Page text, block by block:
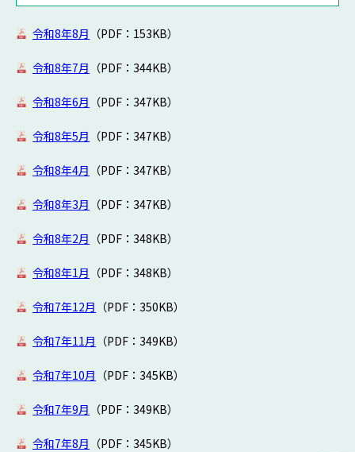
令和8年8月 （PDF：153KB）
令和8年7月 （PDF：344KB）
令和8年6月 （PDF：347KB）
令和8年5月 （PDF：347KB）
令和8年4月 （PDF：347KB）
令和8年3月 （PDF：347KB）
令和8年2月 （PDF：348KB）
令和8年1月 （PDF：348KB）
令和7年12月 （PDF：350KB）
令和7年11月 （PDF：349KB）
令和7年10月 （PDF：345KB）
令和7年9月 （PDF：349KB）
令和7年8月 （PDF：345KB）